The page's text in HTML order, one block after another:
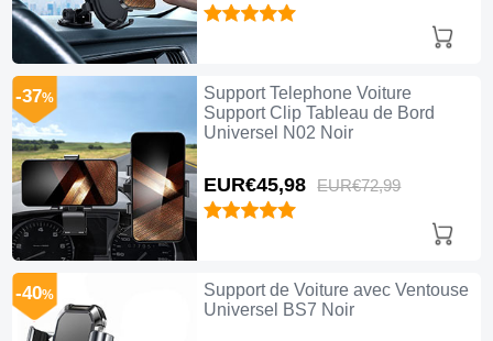
Support Telephone Voiture
Support Clip Tableau de Bord
Universel N02 Noir
EUR€45,98 EUR€72,99
-37%
Support de Voiture avec Ventouse
Universel BS7 Noir
-40%